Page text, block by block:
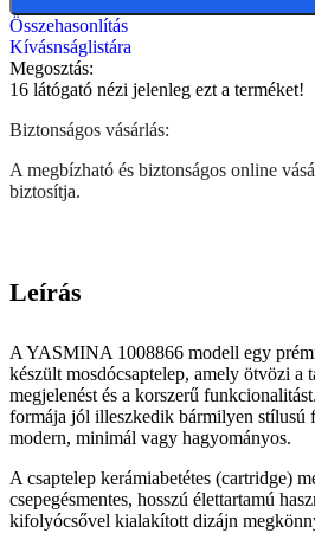
Összehasonlítás
Kívásnságlistára
Megosztás:
16 látógató nézi jelenleg ezt a terméket!
Biztonságos vásárlás:
A megbízható és biztonságos online
biztosítja.
Leírás
A YASMINA 1008866 modell egy
készült mosdócsaptelep, amely ötvözi a
megjelenést és a korszerű
formája jól illeszkedik bármilyen stílusú
modern, minimál vagy hagyományos.
A csaptelep kerámiabetétes (cartridge)
csepegésmentes, hosszú élettartamú
kifolyócsővel kialakított dizájn